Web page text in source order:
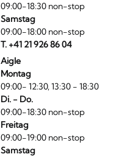
09:00-18:30 non-stop
Samstag
09:00-18:00 non-stop
T. +41 21 926 86 04
Aigle
Montag
09:00- 12:30, 13:30 - 18:30
Di. - Do.
09:00-18:30 non-stop
Freitag
09:00-19:00 non-stop
Samstag